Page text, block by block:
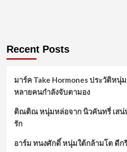
Recent Posts
มาร์ค Take Hormones ประวัติห
หลายคนกำลังจับตามอง
ติณติณ หนุ่มหล่อจาก นิวคันทรี่ เสน่
รัก
อาร์ม ทนงศักดิ์ หนุ่มใต้กล้ามโต ดีก